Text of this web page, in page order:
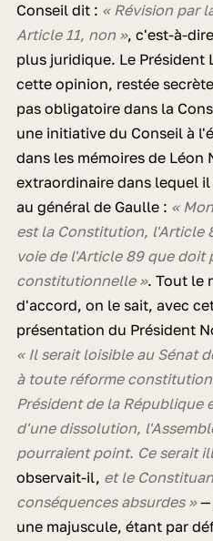
Conseil dit : « Révision par
Article 11, non », c'est-à-
plus juridique. Le Président
cette opinion, restée
pas obligatoire dans la
une initiative du Conseil à
dans les mémoires de Léon
extraordinaire dans lequel
au général de Gaulle : «
est la Constitution, l'Article
voie de l'Article 89 que doit
constitutionnelle ». Tout le
d'accord, on le sait, avec
présentation du Président
« Il serait loisible au Sénat
à toute réforme
Président de la République
d'une dissolution,
pourraient point. Ce serait
observait-il, et le
conséquences absurdes »—
une majuscule, étant par